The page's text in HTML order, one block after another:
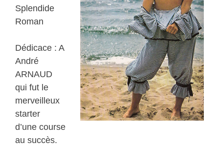
Splendide
Roman
Dédicace : A
André
ARNAUD
qui fut le
merveilleux
starter
d’une course
au succès.